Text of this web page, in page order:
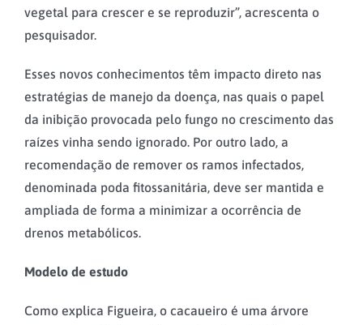
vegetal para crescer e se reproduzir”, acrescenta o
pesquisador.
Esses novos conhecimentos têm impacto direto nas
estratégias de manejo da doença, nas quais o papel
da inibição provocada pelo fungo no crescimento das
raízes vinha sendo ignorado. Por outro lado, a
recomendação de remover os ramos infectados,
denominada poda fitossanitária, deve ser mantida e
ampliada de forma a minimizar a ocorrência de
drenos metabólicos.
Modelo de estudo
Como explica Figueira, o cacaueiro é uma árvore